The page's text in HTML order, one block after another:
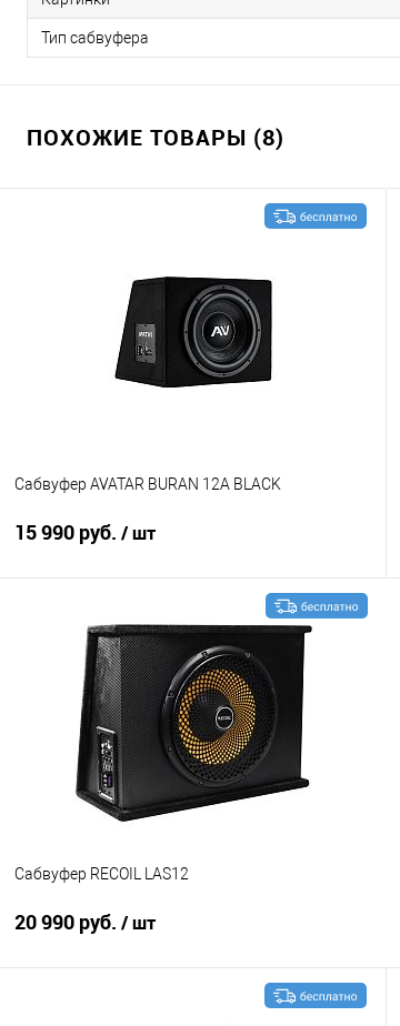
Тип сабвуфера
ПОХОЖИЕ ТОВАРЫ (8)
Сабвуфер AVATAR BURAN 12A BLACK
15 990 руб. / шт
В корзину
Сравнение В избранное
Сабвуфер RECOIL LAS12
20 990 руб. / шт